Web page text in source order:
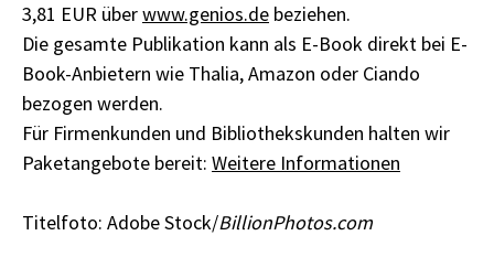
3,81 EUR überwww.genios.de beziehen.
Die gesamte Publikation kann als E-Book direkt bei E-
Book-Anbietern wie Thalia, Amazon oder Ciando
bezogen werden.
Für Firmenkunden und Bibliothekskunden halten wir
Paketangebote bereit: Weitere Informationen
Titelfoto: Adobe Stock/BillionPhotos.com